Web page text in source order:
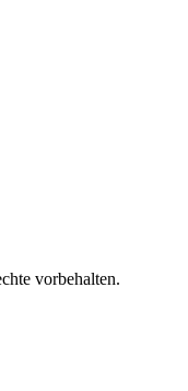
vorbehalten.